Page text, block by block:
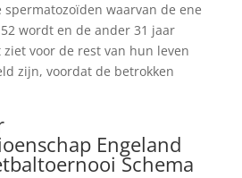
waarvan de ene
wordt en de ander 31 jaar
voor de rest van hun leven
zijn, voordat de betrokken
Engeland
Schema